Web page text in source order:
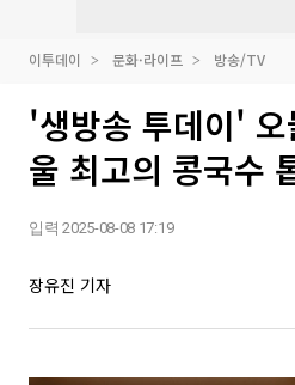
이투데이 문화·라이프 방송/TV
'생방송 투데이'
울 최고의 콩국
입력 2025-08-08 17:19
장유진 기자